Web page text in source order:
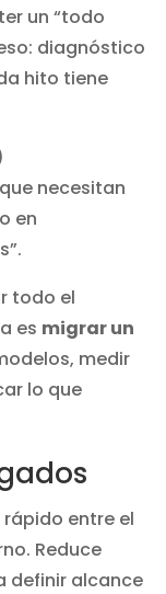
un “todo
diagnóstico
hito tiene
necesitan
en
todo el
es migrar un
medir
lo que
entre el
Reduce
definir alcance